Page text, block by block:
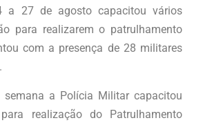
a 27 de agosto capacitou vários
para realizarem o patrulhamento
com a presença de 28 militares
semana a Polícia Militar capacitou
realização do Patrulhamento